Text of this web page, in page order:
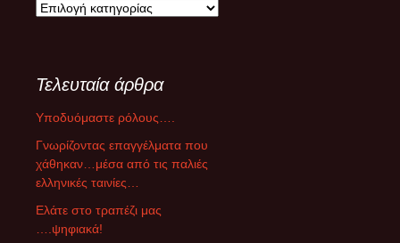
Κ
γ
ρ
ί
ρ
θ
Τελευταία άρθρα
Υποδυόμαστε ρόλους….
Γνωρίζοντας επαγγέλματα που
χάθηκαν…μέσα από τις παλιές
ελληνικές ταινίες…
Ελάτε στο τραπέζι μας
….ψηφιακά!